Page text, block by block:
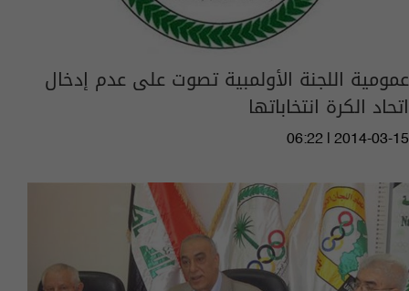
عمومية اللجنة الأولمبية تصوت على عدم إدخال
اتحاد الكرة انتخاباتها
06:22 | 2014-03-15